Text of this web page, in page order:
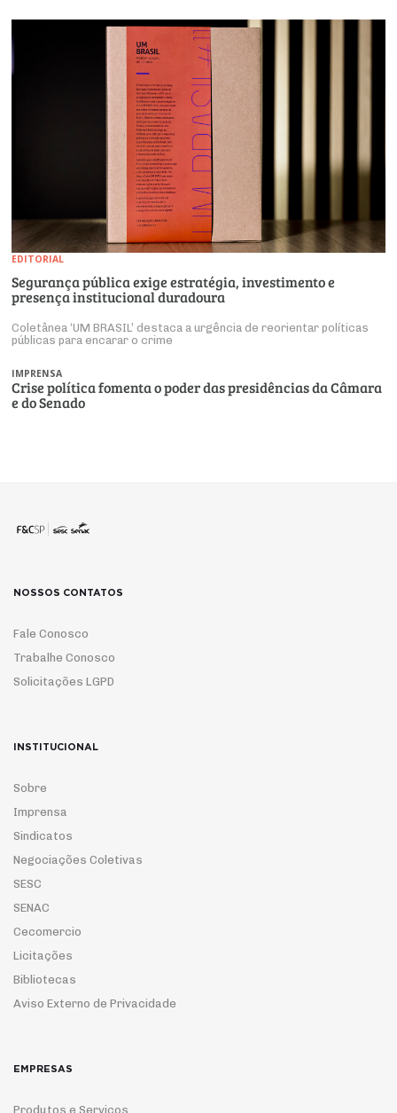
EDITORIAL
Segurança pública exige estratégia, investimento e
presença institucional duradoura
Coletânea ‘UM BRASIL’ destaca a urgência de reorientar políticas
públicas para encarar o crime
IMPRENSA
Crise política fomenta o poder das presidências da Câmara
e do Senado
NOSSOS CONTATOS
Fale Conosco
Trabalhe Conosco
Solicitações LGPD
INSTITUCIONAL
Sobre
Imprensa
Sindicatos
Negociações Coletivas
SESC
SENAC
Cecomercio
Licitações
Bibliotecas
Aviso Externo de Privacidade
EMPRESAS
Produtos e Serviços